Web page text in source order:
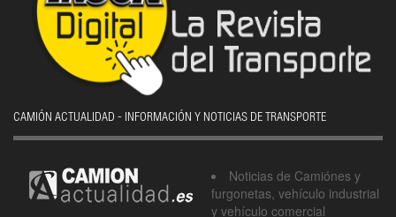
CAMIÓN ACTUALIDAD - INFORMACIÓN Y NOTICIAS DE TRANSPORTE
Noticias de Camiónes y
furgonetas, vehículo industrial
y vehículo comercial